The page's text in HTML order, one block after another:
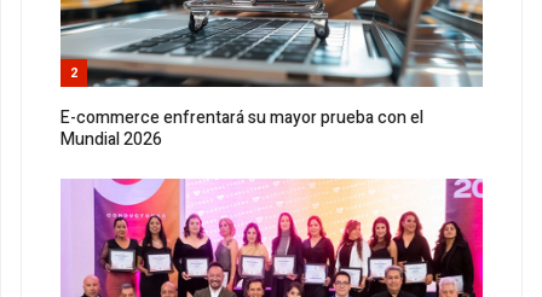
2
E-commerce enfrentará su mayor prueba con el
Mundial 2026